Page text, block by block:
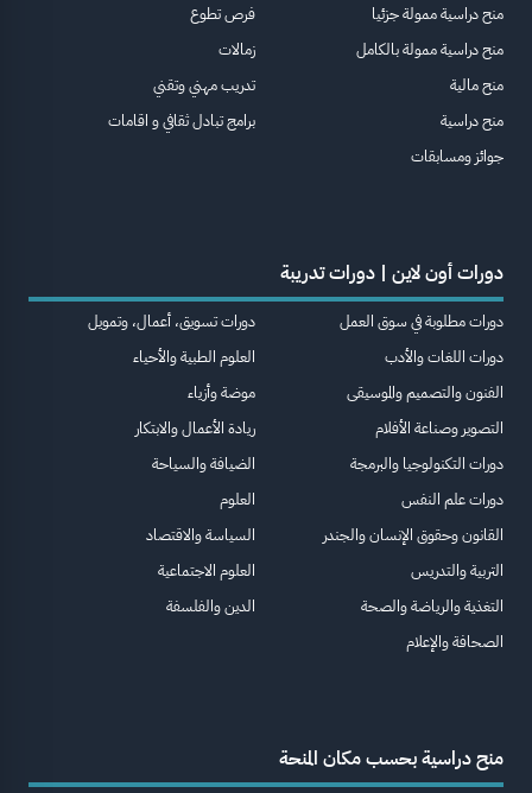
منح دراسية ممولة جزئيا
منح دراسية ممولة بالكامل
منح مالية
منح دراسية
جوائز ومسابقات
فرص تطوع
زمالات
تدريب مهني وتقني
برامج تبادل ثقافي و اقامات
دورات أون لاين | دورات تدريبة
دورات مطلوبة في سوق العمل
دورات اللغات والأدب
الفنون والتصميم والموسيقى
التصوير وصناعة الأفلام
دورات التكنولوجيا والبرمجة
دورات علم النفس
القانون وحقوق الإنسان والجندر
التربية والتدريس
التغذية والرياضة والصحة
الصحافة والإعلام
دورات تسويق، أعمال، وتمويل
العلوم الطبية والأحياء
موضة وأزياء
ريادة الأعمال والابتكار
الضيافة والسياحة
العلوم
السياسة والاقتصاد
العلوم الاجتماعية
الدين والفلسفة
منح دراسية بحسب مكان المنحة